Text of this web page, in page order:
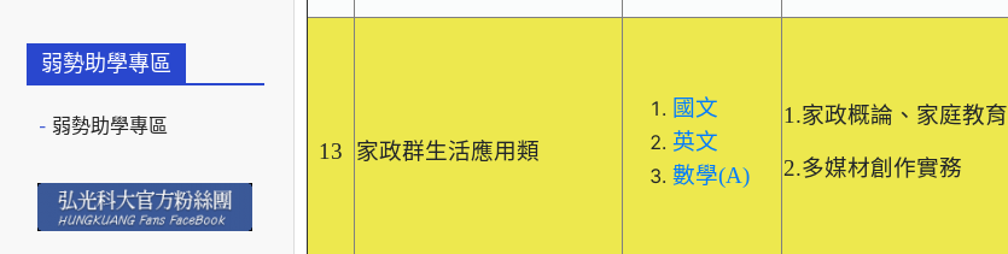
弱勢助學專區
弱勢助學專區
13 家政群生活應用類
國文
英文
數學(A)
1.家政概論、家庭教育
2.多媒材創作實務